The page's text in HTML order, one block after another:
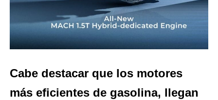
Cabe destacar que los motores
más eficientes de gasolina, llegan